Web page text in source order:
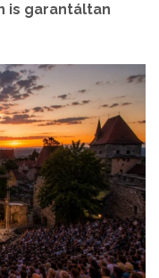
is garantáltan